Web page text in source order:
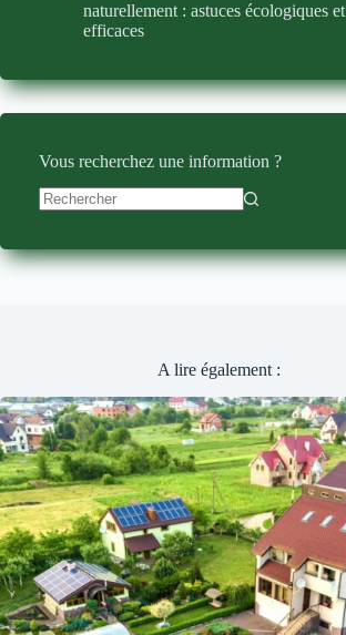
naturellement : astuces écologiques et
efficaces
Vous recherchez une information ?
A lire également :